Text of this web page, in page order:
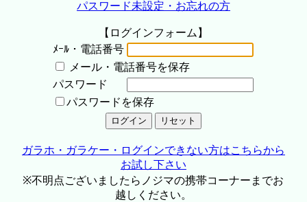
パスワード未設定・お忘れの方
【ログインフォーム】
ﾒｰﾙ・電話番号
メール・電話番号を保存
パスワード
パスワードを保存
ガラホ・ガラケー・ログインできない方はこちらから
お試し下さい
※不明点ございましたらノジマの携帯コーナーまでお
越しください。